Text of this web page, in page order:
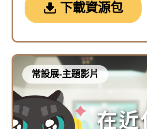
下載資源包
常設展-主題影片